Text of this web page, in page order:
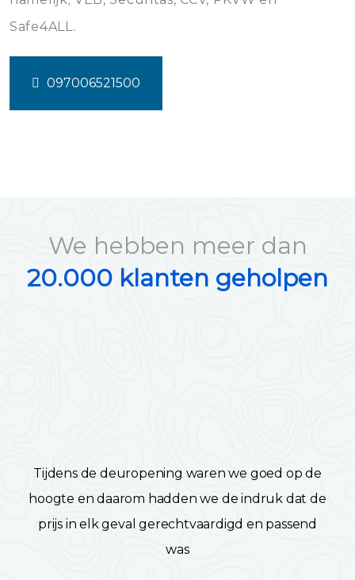
Safe4ALL.
097006521500
We hebben meer dan
20.000 klanten geholpen
Tijdens de deuropening waren we goed op de
hoogte en daarom hadden we de indruk dat de
prijs in elk geval gerechtvaardigd en passend
was